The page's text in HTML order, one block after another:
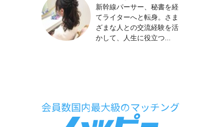
新幹線パーサー、秘書を経
てライターへと転身。さま
ざまな人との交流経験を活
かして、人生に役立つ...